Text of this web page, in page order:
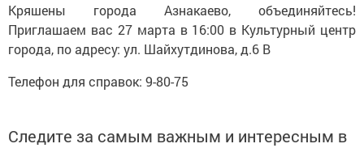
Кряшены города Азнакаево, объединяйтесь!
Приглашаем вас 27 марта в 16:00 в Культурный центр
города, по адресу: ул. Шайхутдинова, д.6 В
Телефон для справок: 9-80-75
Следите за самым важным и интересным в